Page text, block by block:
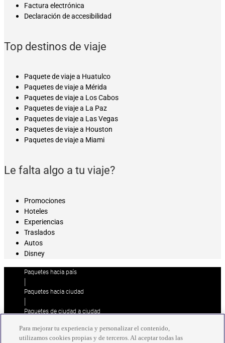
Factura electrónica
Declaración de accesibilidad
Top destinos de viaje
Paquete de viaje a Huatulco
Paquetes de viaje a Mérida
Paquetes de viaje a Los Cabos
Paquetes de viaje a La Paz
Paquetes de viaje a Las Vegas
Paquetes de viaje a Houston
Paquetes de viaje a Miami
Le falta algo a tu viaje?
Promociones
Hoteles
Experiencias
Traslados
Autos
Disney
Paquetes hacia país
|
Paquetes hacia ciudad
|
Paquetes de ciudad a ciudad
Paquetes de ciudad a país
|
Para mejorar tu experiencia y personalizar el contenido,
utilizamos cookies propias y de terceros. Al aceptar todas las